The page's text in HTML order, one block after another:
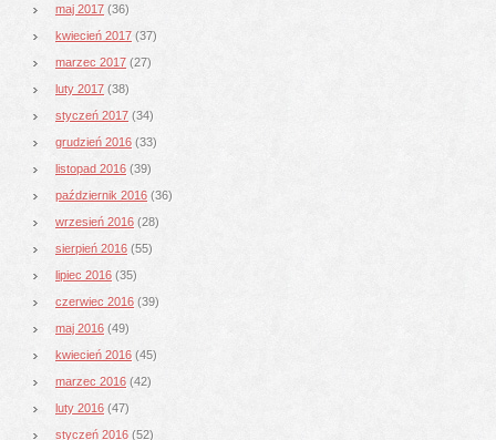
maj 2017 (36)
kwiecień 2017 (37)
marzec 2017 (27)
luty 2017 (38)
styczeń 2017 (34)
grudzień 2016 (33)
listopad 2016 (39)
październik 2016 (36)
wrzesień 2016 (28)
sierpień 2016 (55)
lipiec 2016 (35)
czerwiec 2016 (39)
maj 2016 (49)
kwiecień 2016 (45)
marzec 2016 (42)
luty 2016 (47)
styczeń 2016 (52)